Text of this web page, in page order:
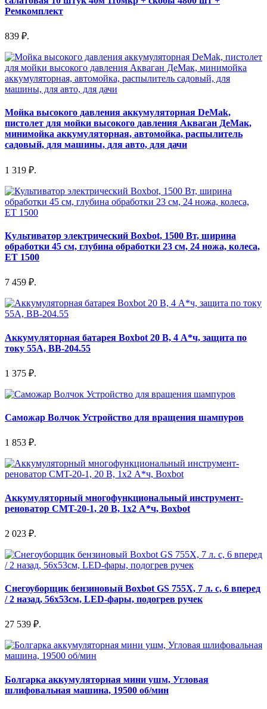
Ремкомплект
839 ₽.
Мойка высокого давления аккумуляторная DeMak,
пистолет для мойки высокого давления Акваган ДеМак,
минимойка аккумуляторная, автомойка, распылитель
садовый, для машины, для авто, для дачи
1 319 ₽.
Культиватор электрический Boxbot, 1500 Вт, ширина
обработки 45 см, глубина обработки 23 см, 24 ножа, колеса,
ET 1500
7 459 ₽.
Аккумуляторная батарея Boxbot 20 В, 4 А*ч, защита по
току 55А, BB-204.55
1 375 ₽.
Саможар Волчок Устройство для вращения шампуров
1 853 ₽.
Аккумуляторный многофункциональный инструмент-
реноватор СMT-20-1, 20 В, 1x2 А*ч, Boxbot
2 023 ₽.
Снегоуборщик бензиновый Boxbot GS 755X, 7 л. с, 6 вперед
/ 2 назад, 56х53см, LED-фары, подогрев ручек
27 539 ₽.
Болгарка аккумуляторная мини ушм, Угловая
шлифовальная машина, 19500 об/мин